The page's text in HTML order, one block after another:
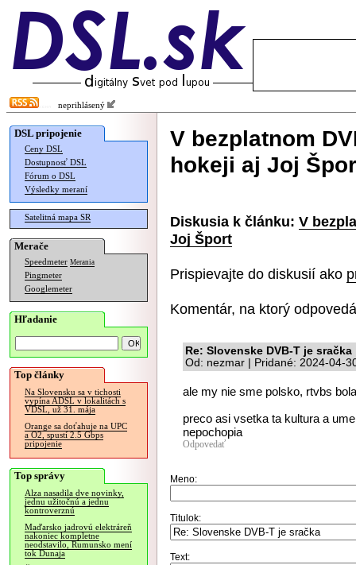
neprihlásený
DSL pripojenie
Ceny DSL
Dostupnosť DSL
Fórum o DSL
Výsledky meraní
Satelitná mapa SR
Merače
Speedmeter Merania
Pingmeter
Googlemeter
Hľadanie
Top články
Na Slovensku sa v tichosti
vypína ADSL v lokalitách s
VDSL, už 31. mája
Orange sa doťahuje na UPC
a O2, spustí 2.5 Gbps
pripojenie
Top správy
Alza nasadila dve novinky,
jednu užitočnú a jednu
kontroverznú
Maďarsko jadrovú elektráreň
nakoniec kompletne
neodstavilo, Rumunsko mení
tok Dunaja
V bezplatnom
hokeji aj Joj
Diskusia k článku: V
Joj Šport
Prispievajte do diskusií ako
Komentár, na ktorý
Re: Slovenske DVB-T je sračka
Od: nezmar | Pridané: 2024-04-
ale my nie sme polsko, rtvbs
preco asi vsetka ta kultura a
nepochopia
Odpovedať
Meno:
Titulok:
Text: